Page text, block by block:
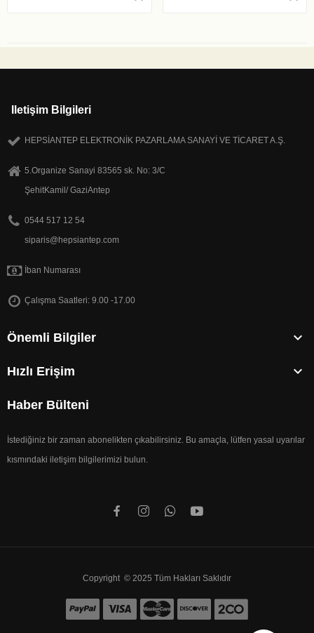
Iletişim Bilgileri
HEPSİANTEP ELEKTRONİK PAZARLAMA SANAYİ VE TİCARET A.Ş.
5.Organize Sanayi 83565 sk. No: 3/C
ŞehitKamil/ GaziAntep
0544 517 12 54
siparis@hepsiantep.com
İban Numarası
Çalışma Saatleri: 9.00 -17.00
Önemli Bilgiler 
Hızlı Erişim 
Haber Bülteni
İstediğiniz bir zaman abonelikten çıkabilirsiniz. Bu amaçla, lütfen yasal uyarılar
kısmındaki iletişim bilgilerimizi bulun.
Copyright © 2025 Tüm Hakları Saklıdır